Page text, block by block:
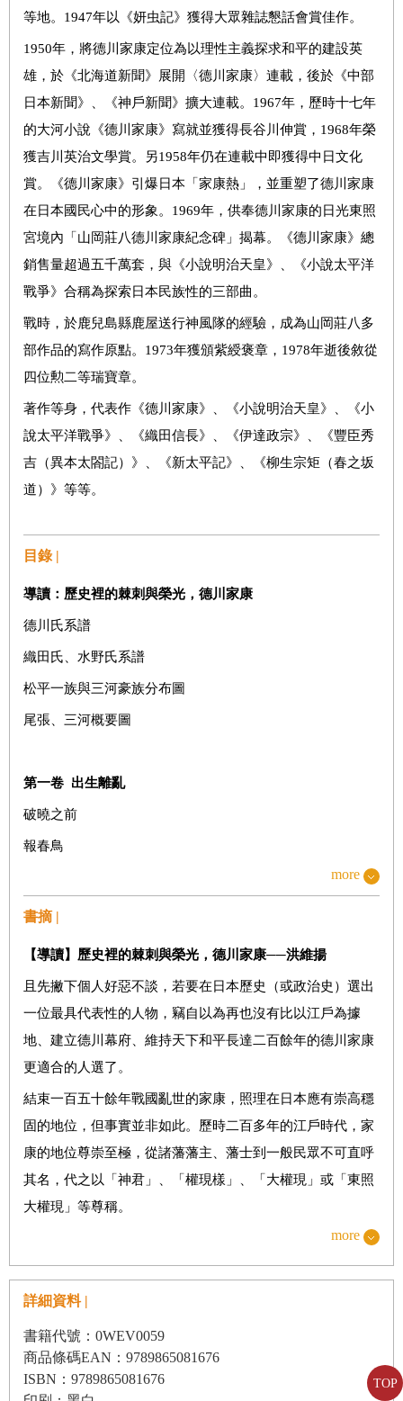
TOP
等地。 1947年以《妍虫記》獲得大眾雜誌懇話會賞佳作。
1950年，將德川家康定位為以理性主義探求和平的建設英
雄，於《北海道新聞》展開〈德川家康〉連載，後於《中部
日本新聞》、《神戶新聞》擴大連載。 1967年，歷時十七年
的大河小說《德川家康》寫就並獲得長谷川伸賞， 1968年榮
獲吉川英治文學賞。另1958年仍在連載中即獲得中日文化
賞。《德川家康》引爆日本「家康熱」，並重塑了德川家康
在日本國民心中的形象。 1969年，供奉德川家康的日光東照
宮境內「山岡莊八德川家康紀念碑」揭幕。《德川家康》總
銷售量超過五千萬套，與《小說明治天皇》、《小說太平洋
戰爭》合稱為探索日本民族性的三部曲。
戰時，於鹿兒島縣鹿屋送行神風隊的經驗，成為山岡莊八多
部作品的寫作原點。 1973年獲頒紫綬褒章， 1978年逝後敘從
四位勲二等瑞寶章。
著作等身，代表作《德川家康》、《小說明治天皇》、《小
說太平洋戰爭》、《織田信長》、《伊達政宗》、《豐臣秀
吉（異本太閤記）》、《新太平記》、《柳生宗矩（春之坂
道）》等等。
目錄 |
導讀： 歷史裡的棘刺與榮光，德川家康
德川氏系譜
織田氏、水野氏系譜
松平一族與三河豪族分布圖
尾張、三河概要圖
第一卷 出生離亂
破曉之前
報春鳥
春陽
亂萩
小豆坂
今生未來
冬來了
晴天、陰日
別離
希望之梅
more
書摘 |
【導讀】歷史裡的棘刺與榮光，德川家康──洪維揚
且先撇下個人好惡不談，若要在日本歷史（或政治史）選出
一位最具代表性的人物，竊自以為再也沒有比以江戶為據
地、建立德川幕府、維持天下和平長達二百餘年的德川家康
更適合的人選了。
結束一百五十餘年戰國亂世的家康，照理在日本應有崇高穩
固的地位，但事實並非如此。歷時二百多年的江戶時代，家
康的地位尊崇至極，從諸藩藩主、藩士到一般民眾不可直呼
其名，代之以「神君」、「權現樣」、「大權現」或「東照
大權現」等尊稱。
不僅如此，家康的陵寢坐落在現今櫪木縣日光市，日光東照
宮是世界文化遺產「日光的社寺」（包含日光東照宮、日光
二荒山神社、日光山輪王寺）中最耀眼的景點，在江戶時
走的「例幣使街道」，前往日光東照宮獻上幣帛，而全國各
地均有祭祀家康的東照宮，終年香火不斷。
more
詳細資料 |
書籍代號：0WEV0059
商品條碼EAN：9789865081676
ISBN：9789865081676